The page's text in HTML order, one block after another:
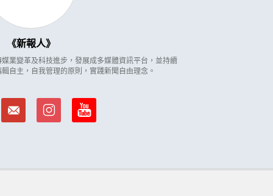
新報人
業變革及科技進步，發展成多媒體資訊平台，並持續
自主，自我管理的原則，實踐新聞自由理念。